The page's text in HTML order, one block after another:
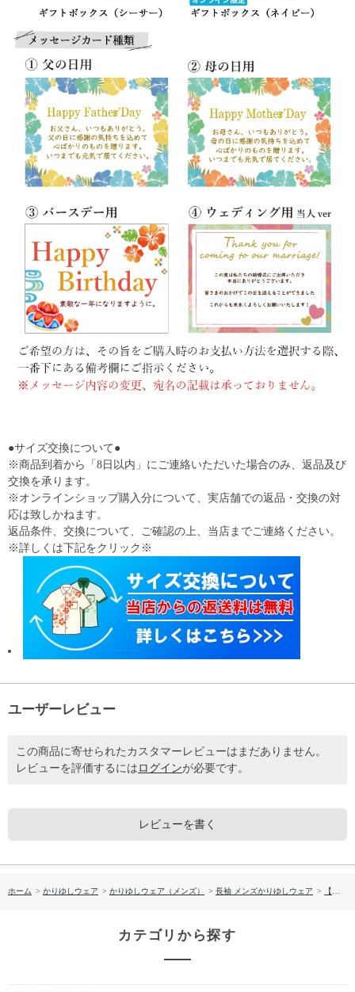
●サイズ交換について●
※商品到着から「8日以内」にご連絡いただいた場合のみ、返品及び
交換を承ります。
※オンラインショップ購入分について、実店舗での返品・交換の対
応は致しかねます。
返品条件、交換について、ご確認の上、当店までご連絡ください。
※詳しくは下記をクリック※
ユーザーレビュー
この商品に寄せられたカスタマーレビューはまだありません。
レビューを評価するには ログインが必要です。
レビューを書く
ホーム > かりゆしウェア > かりゆしウェア（メンズ） > 長袖 メンズかりゆしウェア > 【送料無料】デイゴ柄 長袖 かりゆしウェア P-SAEM1928
カテゴリから探す